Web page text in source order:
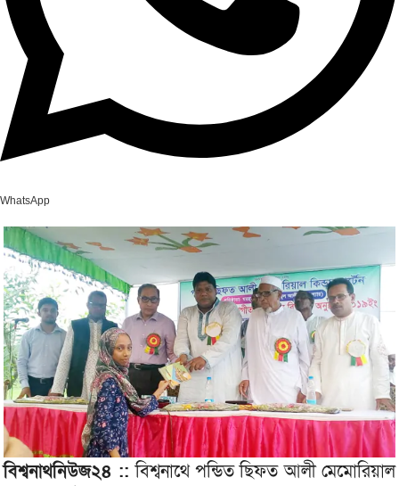
WhatsApp
বিশ্বনাথনিউজ২৪ :: বিশ্বনাথে পন্ডিত ছিফত আলী মেমোরিয়াল